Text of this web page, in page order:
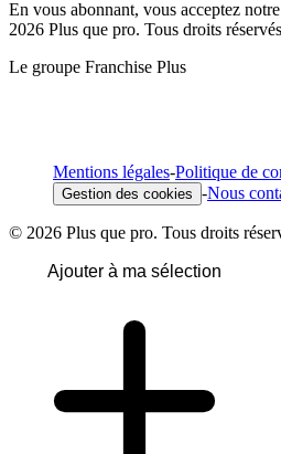
En vous abonnant, vous acceptez notre
2026 Plus que pro. Tous droits
Le groupe Franchise Plus
Mentions légales-Politique de
Gestion des cookies -Nous
© 2026 Plus que pro. Tous droits
Ajouter à ma sélection